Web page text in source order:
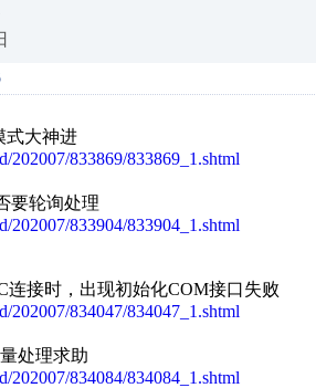
式大神进
202007/833869/833869_1.shtml
要轮询处理
202007/833904/833904_1.shtml
连接时，出现初始化COM接口失败
202007/834047/834047_1.shtml
处理求助
202007/834084/834084_1.shtml